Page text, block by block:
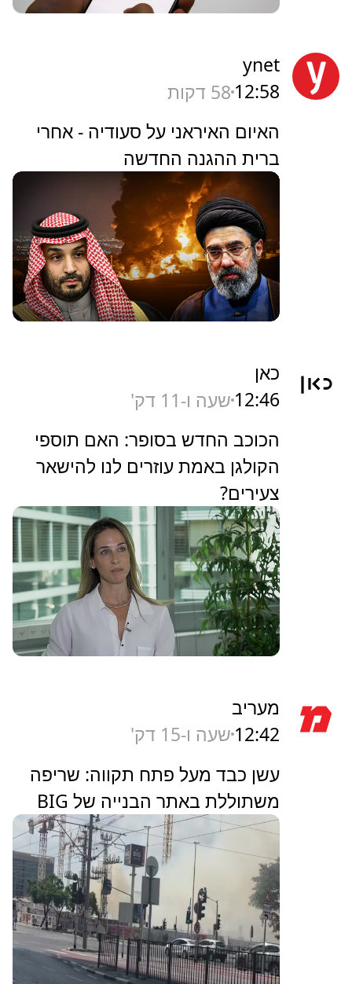
ynet
12:58 58 דקות
האיום האיראני על סעודיה - אחרי
ברית ההגנה החדשה
כאן
12:46 שעה ו-11 דק'
הכוכב החדש בסופר: האם תוספי
הקולגן באמת עוזרים לנו להישאר
צעירים?
מעריב
12:42 שעה ו-15 דק'
עשן כבד מעל פתח תקווה: שריפה
משתוללת באתר הבנייה של BIG